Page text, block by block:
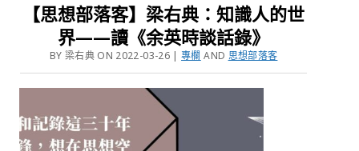
【思想部落客】梁右典：知識人的世
界——讀《余英時談話錄》
BY 梁右典 ON 2022-03-26 |專欄 AND 思想部落客